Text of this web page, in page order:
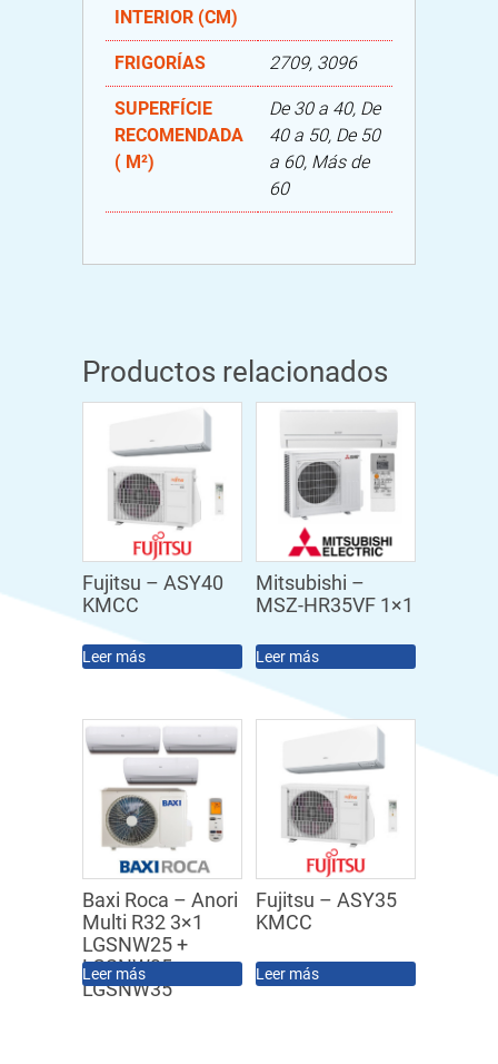
INTERIOR (CM)
FRIGORÍAS 2709, 3096
SUPERFÍCIE
RECOMENDADA
( M²)
De 30 a 40, De
40 a 50, De 50
a 60, Más de
60
Productos relacionados
Fujitsu – ASY40
KMCC
Leer más
Mitsubishi –
MSZ-HR35VF 1×1
Leer más
Baxi Roca – Anori
Multi R32 3×1
LGSNW25 +
LGSNW35 +
LGSNW35
Leer más
Fujitsu – ASY35
KMCC
Leer más